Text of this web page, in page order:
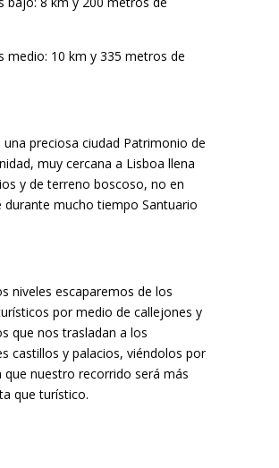
medio: 10 km y 335 metros de
una preciosa ciudad Patrimonio de
muy cercana a Lisboa llena
y de terreno boscoso, no en
durante mucho tiempo Santuario
niveles escaparemos de los
por medio de callejones y
que nos trasladan a los
castillos y palacios, viéndolos por
que nuestro recorrido será más
que turístico.